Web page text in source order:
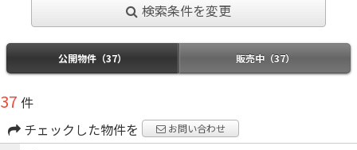
検索条件を変更
公開物件（37） 販売中（37）
37 件
チェックした物件を
お問い合わせ